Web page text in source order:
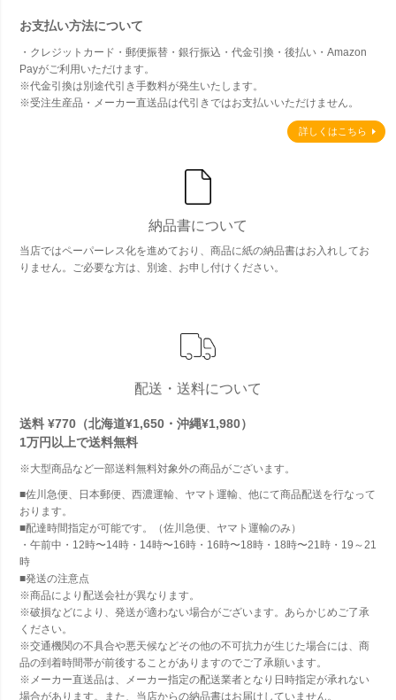
お支払い方法について
・クレジットカード・郵便振替・銀行振込・代金引換・後払い・Amazon
Payがご利用いただけます。
※代金引換は別途代引き手数料が発生いたします。
※受注生産品・メーカー直送品は代引きではお支払いいただけません。
詳しくはこちら
納品書について
当店ではペーパーレス化を進めており、商品に紙の納品書はお入れしてお
りません。ご必要な方は、別途、お申し付けください。
配送・送料について
送料 ¥770（北海道¥1,650・沖縄¥1,980）
1万円以上で送料無料
※大型商品など一部送料無料対象外の商品がございます。
■佐川急便、日本郵便、西濃運輸、ヤマト運輸、他にて商品配送を行なって
おります。
■配達時間指定が可能です。（佐川急便、ヤマト運輸のみ）
・午前中・12時〜14時・14時〜16時・16時〜18時・18時〜21時・19～21
時
■発送の注意点
※商品により配送会社が異なります。
※破損などにより、発送が適わない場合がございます。あらかじめご了承
ください。
※交通機関の不具合や悪天候などその他の不可抗力が生じた場合には、商
品の到着時間帯が前後することがありますのでご了承願います。
※メーカー直送品は、メーカー指定の配送業者となり日時指定が承れない
場合があります。また、当店からの納品書はお届けしていません。